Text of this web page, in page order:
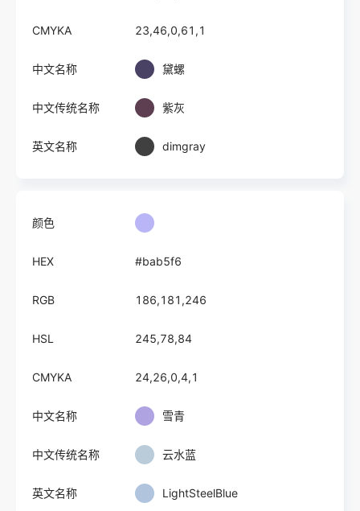
CMYKA 23,46,0,61,1
中文名称 黛螺
中文传统名称 紫灰
英文名称 dimgray
颜色
HEX #bab5f6
RGB 186,181,246
HSL 245,78,84
CMYKA 24,26,0,4,1
中文名称 雪青
中文传统名称 云水蓝
英文名称 LightSteelBlue